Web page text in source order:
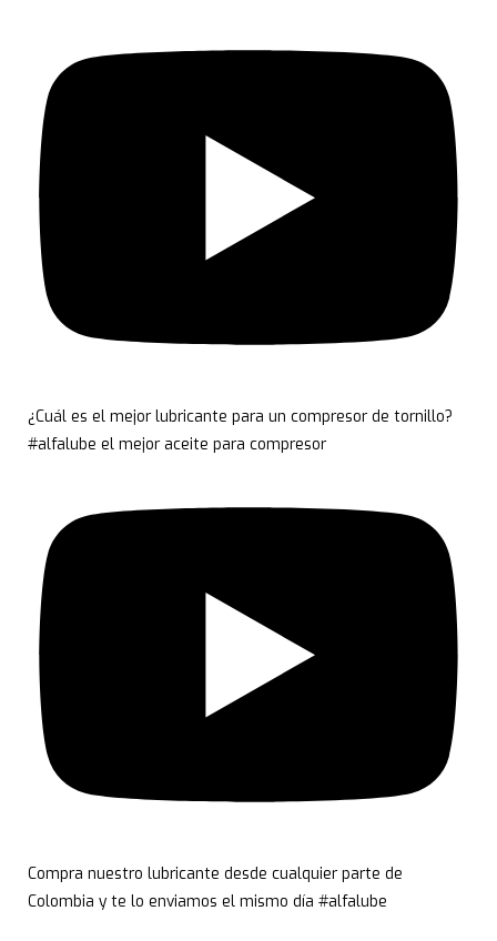
¿Cuál es el mejor lubricante para un compresor de tornillo?
#alfalube el mejor aceite para compresor
Compra nuestro lubricante desde cualquier parte de
Colombia y te lo enviamos el mismo día #alfalube